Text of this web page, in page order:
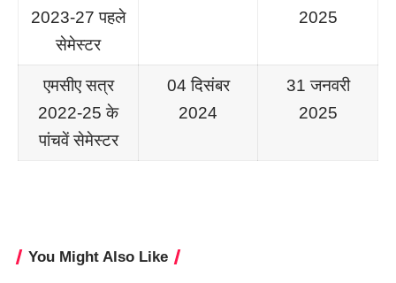
2023-27 पहले
सेमेस्टर
2025
एमसीए सत्र
2022-25 के
पांचवें सेमेस्टर
04 दिसंबर
2024
31 जनवरी
2025
You Might Also Like